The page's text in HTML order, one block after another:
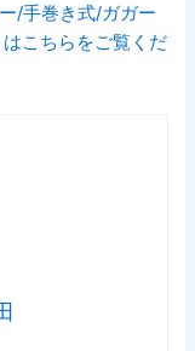
/手巻き式/ガガー
こちらをご覧くだ